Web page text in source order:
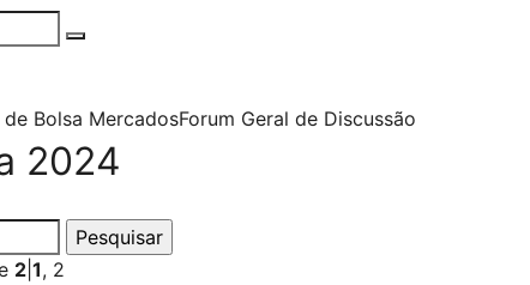
Bolsa MercadosForum Geral de Discussão
2024
2 1, 2